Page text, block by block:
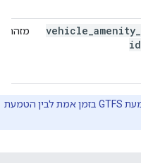
vehicle amenity
id
מזהה
מידע נוסף על ההבדלים בין הטמעת GTFS בזמן אמת לבין הטמעת